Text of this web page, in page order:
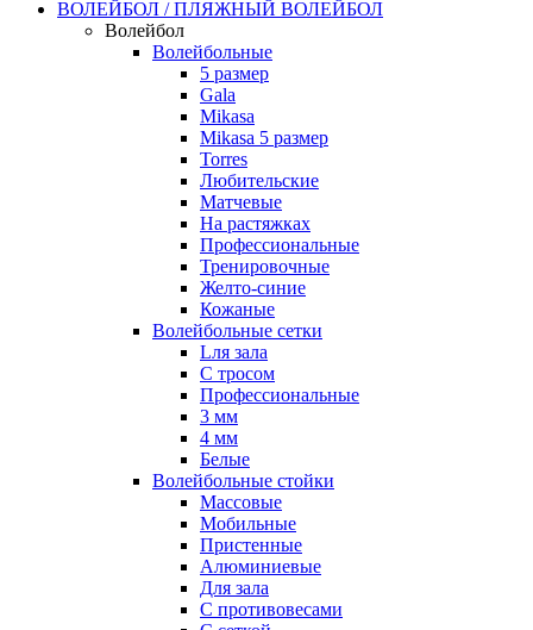
ВОЛЕЙБОЛ / ПЛЯЖНЫЙ ВОЛЕЙБОЛ
Волейбол
Волейбольные
5 размер
Gala
Mikasa
Mikasa 5 размер
Torres
Любительские
Матчевые
На растяжках
Профессиональные
Тренировочные
Желто-синие
Кожаные
Волейбольные сетки
Lля зала
C тросом
Профессиональные
3 мм
4 мм
Белые
Волейбольные стойки
Массовые
Мобильные
Пристенные
Алюминиевые
Для зала
С противовесами